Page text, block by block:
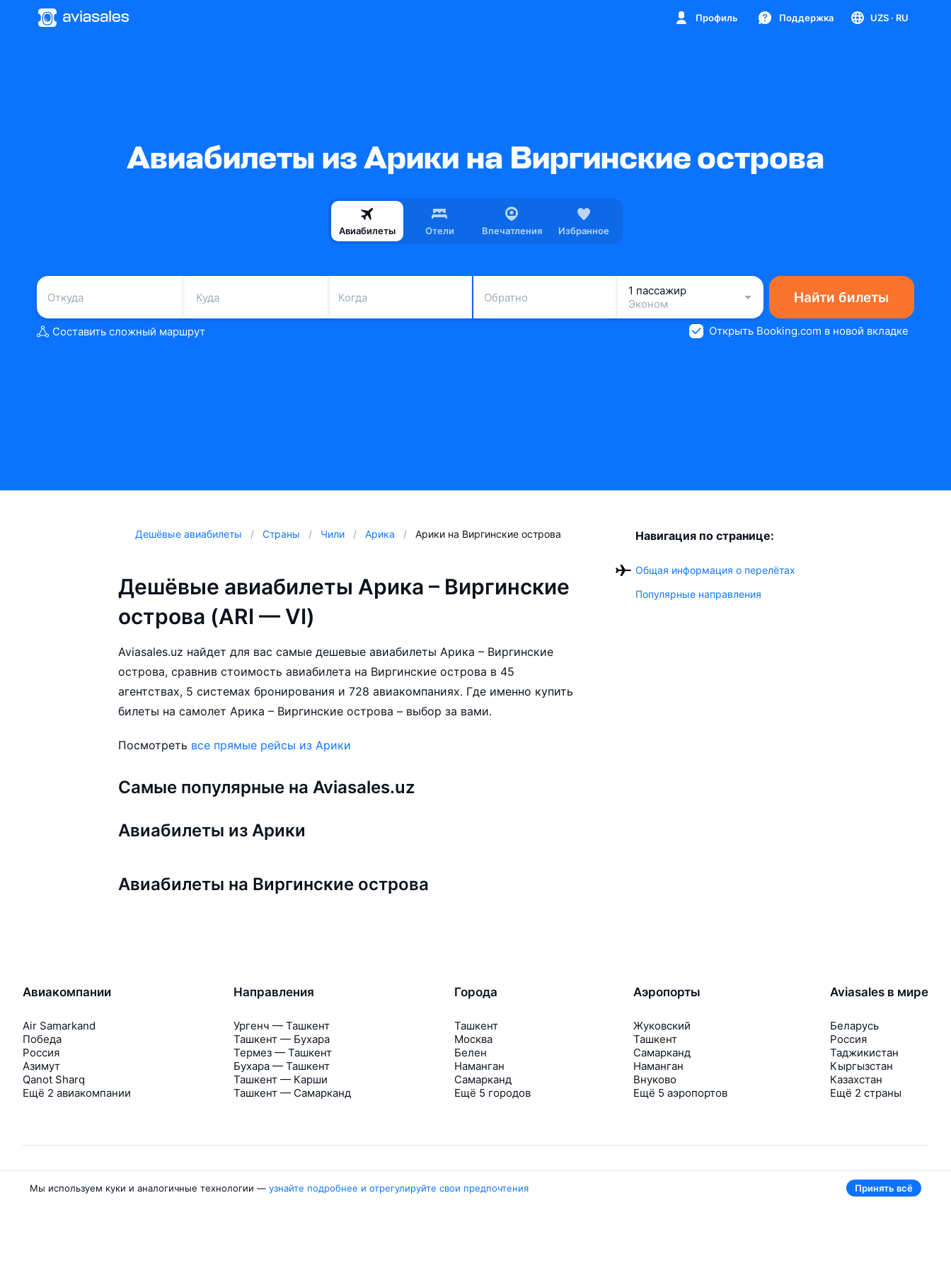
Профиль Поддержка UZS · RU
Авиабилеты из Арики на Виргинские острова
Авиабилеты Отели Впечатления Избранное
Когда Обратно
1 пассажир
Эконом
Найти билеты
Составить сложный маршрут Открыть Booking.com в новой вкладке
Дешёвые авиабилеты Страны Чили Арика Арики на Виргинские острова
Дешёвые авиабилеты Арика – Виргинские
острова (ARI — VI)
Aviasales.uz найдет для вас самые дешевые авиабилеты Арика – Виргинские
острова, сравнив стоимость авиабилета на Виргинские острова в 45
агентствах, 5 системах бронирования и 728 авиакомпаниях. Где именно купить
билеты на самолет Арика – Виргинские острова – выбор за вами.
Посмотреть все прямые рейсы из Арики
Самые популярные на Aviasales.uz
Авиабилеты из Арики
Авиабилеты на Виргинские острова
Навигация по странице:
Общая информация о перелётах
Популярные направления
Авиакомпании
Air Samarkand
Победа
Россия
Азимут
Qanot Sharq
Ещё 2 авиакомпании
Направления
Ургенч — Ташкент
Ташкент — Бухара
Термез — Ташкент
Бухара — Ташкент
Ташкент — Карши
Ташкент — Самарканд
Города
Ташкент
Москва
Белен
Наманган
Самарканд
Ещё 5 городов
Аэропорты
Жуковский
Ташкент
Самарканд
Наманган
Внуково
Ещё 5 аэропортов
Aviasales в мире
Беларусь
Россия
Таджикистан
Кыргызстан
Казахстан
Ещё 2 страны
Об Авиасейлс
Мы используем куки и аналогичные технологии — узнайте подробнее и отрегулируйте свои предпочтения Принять всё